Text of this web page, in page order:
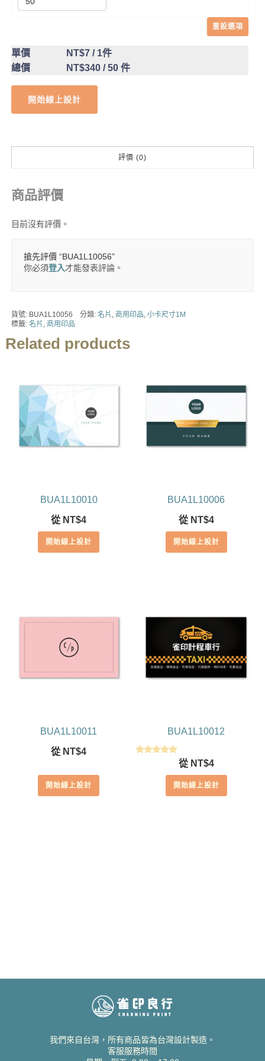
重設選項
單價 NT$7/ 1件
總價
NT$340/ 50 件
開始線上設計
評價 (0)
商品評價
目前沒有評價。
搶先評價 “BUA1L10056”
你必須登入才能發表評論。
貨號: BUA1L10056 分類: 名片 商用印品 小卡尺寸1M
標籤: 名片 商用印品
Related products
BUA1L10010
從 NT$4
開始線上設計
BUA1L10006
從 NT$4
開始線上設計
BUA1L10011
從 NT$4
開始線上設計
BUA1L10012
滿分 5
從 NT$4
開始線上設計
我們來自台灣，所有商品皆為台灣設計製造。
客服服務時間